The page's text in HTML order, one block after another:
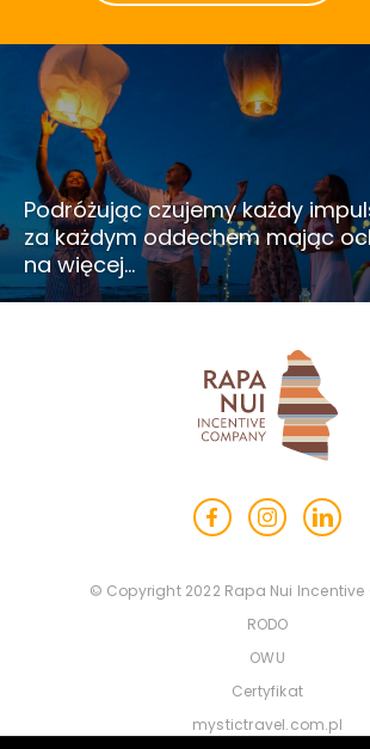
Podróżując czujemy każdy
za każdym oddechem mając
na więcej…
© Copyright 2022 Rapa Nui
RODO
OWU
Certyfikat
mystictravel.com.pl